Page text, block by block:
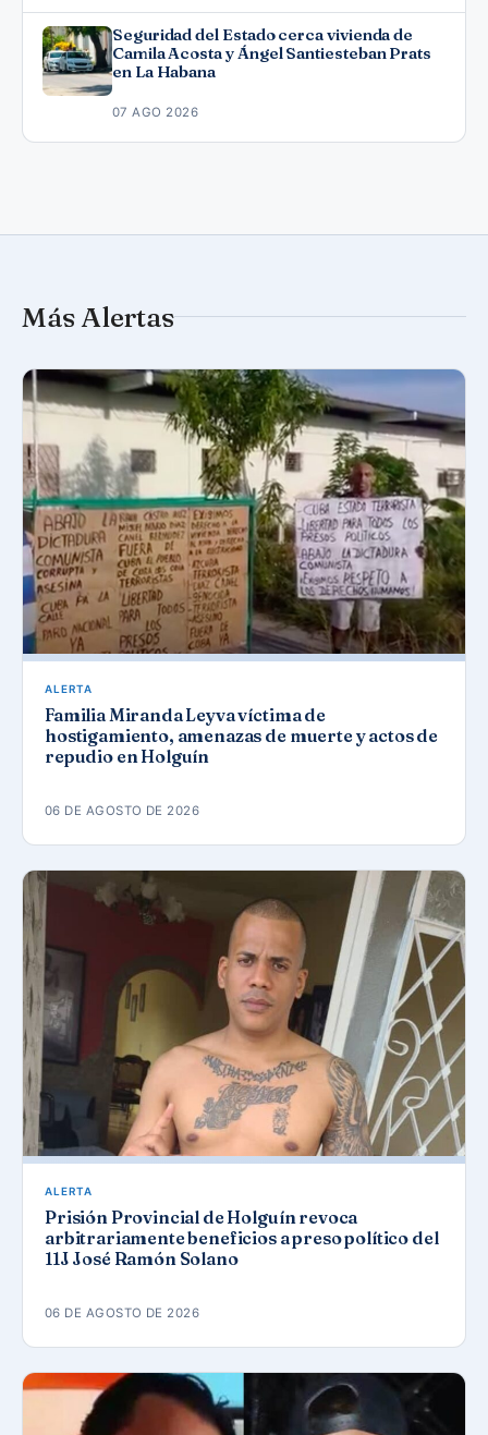
Seguridad del Estado cerca vivienda de
Camila Acosta y Ángel Santiesteban Prats
en La Habana
07 AGO 2026
Más Alertas
ALERTA
Familia Miranda Leyva víctima de
hostigamiento, amenazas de muerte y actos de
repudio en Holguín
06 DE AGOSTO DE 2026
ALERTA
Prisión Provincial de Holguín revoca
arbitrariamente beneficios a preso político del
11J José Ramón Solano
06 DE AGOSTO DE 2026